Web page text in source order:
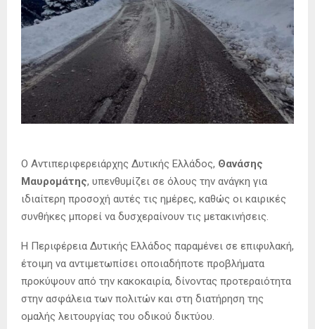
Ο Αντιπεριφερειάρχης Δυτικής Ελλάδος, Θανάσης
Μαυρομάτης, υπενθυμίζει σε όλους την ανάγκη για
ιδιαίτερη προσοχή αυτές τις ημέρες, καθώς οι καιρικές
συνθήκες μπορεί να δυσχεραίνουν τις μετακινήσεις.
Η Περιφέρεια Δυτικής Ελλάδος παραμένει σε επιφυλακή,
έτοιμη να αντιμετωπίσει οποιαδήποτε προβλήματα
προκύψουν από την κακοκαιρία, δίνοντας προτεραιότητα
στην ασφάλεια των πολιτών και στη διατήρηση της
ομαλής λειτουργίας του οδικού δικτύου.